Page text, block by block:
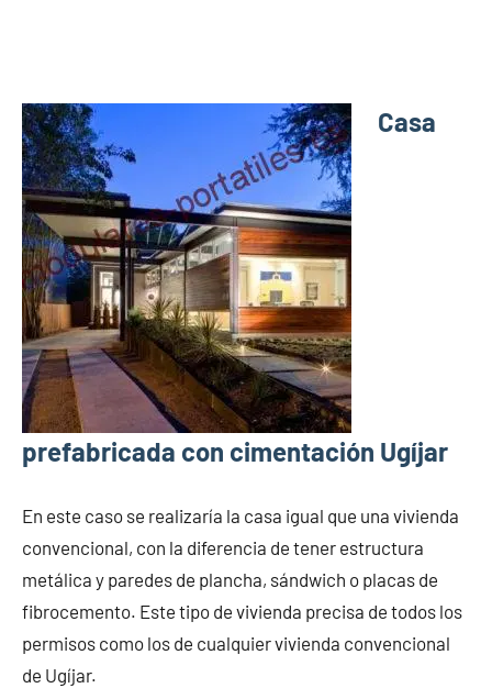
Casa
prefabricada con cimentación Ugíjar
En este caso se realizaría la casa igual que una vivienda
convencional, con la diferencia de tener estructura
metálica y paredes de plancha, sándwich o placas de
fibrocemento. Este tipo de vivienda precisa de todos los
permisos como los de cualquier vivienda convencional
de Ugíjar.